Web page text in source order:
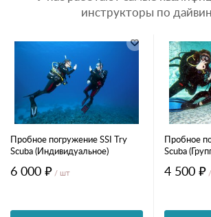
инструкторы по
Пробное погружение SSI Try
Scuba (Индивидуальное)
6 000 ₽ / шт
Пробное
Scuba
4 500 ₽